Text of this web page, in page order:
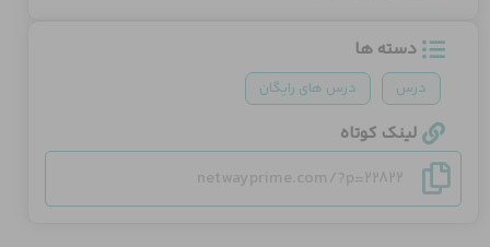
دسته ها
درس درس های رایگان
لینک کوتاه
netwayprime.com/?p=22822